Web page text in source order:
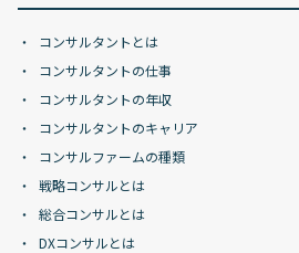
コンサルタントとは
コンサルタントの仕事
コンサルタントの年収
コンサルタントのキャリア
コンサルファームの種類
戦略コンサルとは
総合コンサルとは
DXコンサルとは